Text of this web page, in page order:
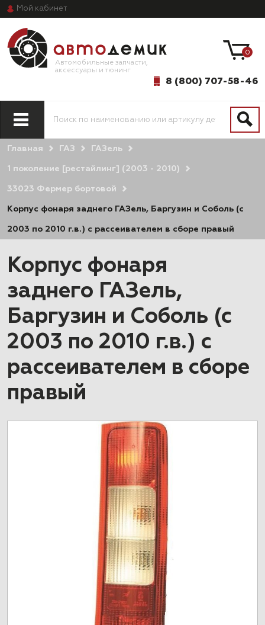
Мой кабинет
Автомобильные запчасти,
аксессуары и тюнинг
8 (800) 707-58-46
0
Главная ГАЗ ГАЗель
1 поколение [рестайлинг] (2003 - 2010)
33023 Фермер бортовой
Корпус фонаря заднего ГАЗель, Баргузин и Соболь (с
2003 по 2010 г.в.) с рассеивателем в сборе правый
Корпус фонаря
заднего ГАЗель,
Баргузин и Соболь (с
2003 по 2010 г.в.) с
рассеивателем в сборе
правый